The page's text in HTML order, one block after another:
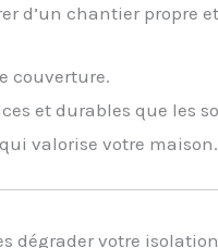
d’un chantier propre
couverture.
et durables que les
valorise votre maison.
dégrader votre